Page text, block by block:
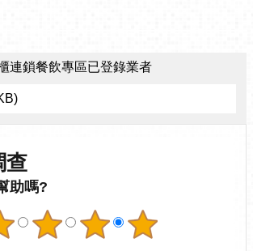
連鎖餐飲專區已登錄業者
查
助嗎?